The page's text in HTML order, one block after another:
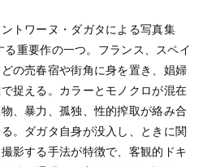
トワーヌ・ダガタによる写真集
る重要作の一つ。フランス、スペイ
の売春宿や街角に身を置き、娼婦
捉える。カラーとモノクロが混在
、暴力、孤独、性的搾取が絡み合
。ダガタ自身が没入し、ときに関
影する手法が特徴で、客観的ドキ